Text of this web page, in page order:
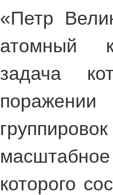
«Петр
атомный
задача
которого